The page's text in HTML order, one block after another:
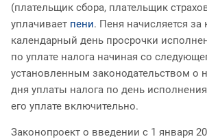
(плательщик сбора, плательщик
уплачивает пени. Пеня начисляется
календарный день просрочки
по уплате налога начиная со
установленным законодательством о
дня уплаты налога по день
его уплате включительно.
Законопроект о введении c 1 января